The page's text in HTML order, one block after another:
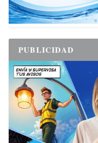
PUBLICIDAD